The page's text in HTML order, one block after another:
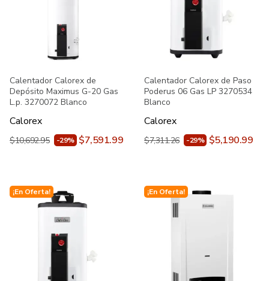
Calentador Calorex de
Depósito Maximus G-20 Gas
L.p. 3270072 Blanco
Calorex
$10,692.95 -29% $7,591.99
Calentador Calorex de Paso
Poderus 06 Gas LP 3270534
Blanco
Calorex
$7,311.26 -29% $5,190.99
¡En Oferta! ¡En Oferta!